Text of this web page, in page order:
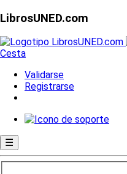
LibrosUNED.com
Cesta
Validarse
Registrarse
☰